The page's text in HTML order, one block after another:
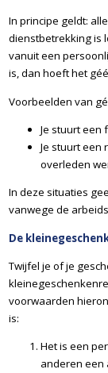
In principe geldt:
dienstbetrekking is
vanuit een
is, dan hoeft het
Voorbeelden van
Je stuurt een
Je stuurt een
overleden
In deze situaties
vanwege de
De
Twijfel je of je
voorwaarden
is:
Het is een
anderen een